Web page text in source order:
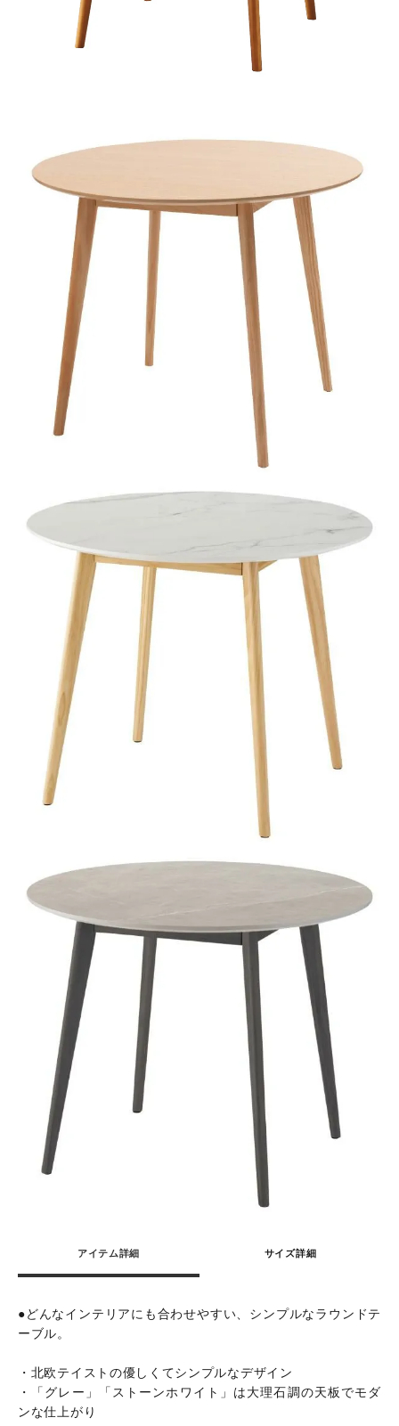
アイテム詳細 サイズ詳細
●どんなインテリアにも合わせやすい、シンプルなラウンドテ
ーブル。
・北欧テイストの優しくてシンプルなデザイン
・「グレー」「ストーンホワイト」は大理石調の天板でモダ
ンな仕上がり